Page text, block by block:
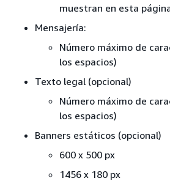
muestran en esta
Mensajería:
Número máximo de
los espacios)
Texto legal (opcional)
Número máximo de
los espacios)
Banners estáticos (opcional)
600 x 500 px
1456 x 180 px